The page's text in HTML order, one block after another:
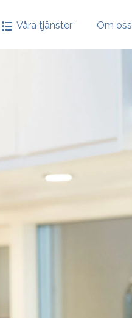
Våra tjänster Om oss